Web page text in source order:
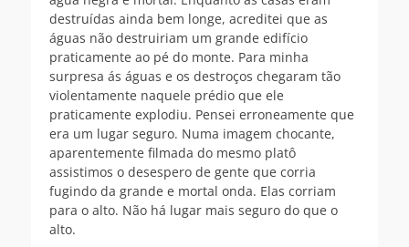
destruídas ainda bem longe, acreditei que as
águas não destruiriam um grande edifício
praticamente ao pé do monte. Para minha
surpresa ás águas e os destroços chegaram tão
violentamente naquele prédio que ele
praticamente explodiu. Pensei erroneamente que
era um lugar seguro. Numa imagem chocante,
aparentemente filmada do mesmo platô
assistimos o desespero de gente que corria
fugindo da grande e mortal onda. Elas corriam
para o alto. Não há lugar mais seguro do que o
alto.